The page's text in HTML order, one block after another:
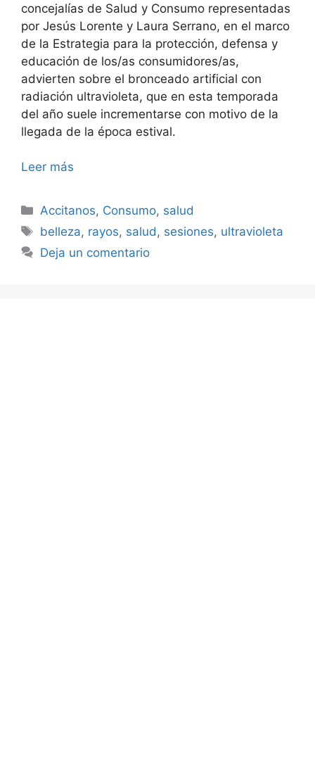
concejalías de Salud y Consumo representadas
por Jesús Lorente y Laura Serrano, en el marco
de la Estrategia para la protección, defensa y
educación de los/as consumidores/as,
advierten sobre el bronceado artificial con
radiación ultravioleta, que en esta temporada
del año suele incrementarse con motivo de la
llegada de la época estival.
Leer más
Categorías
Accitanos, Consumo, salud
Etiquetas
belleza, rayos, salud, sesiones, ultravioleta
Deja un comentario